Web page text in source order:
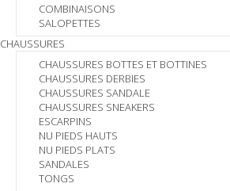
COMBINAISONS
SALOPETTES
CHAUSSURES
CHAUSSURES BOTTES ET BOTTINES
CHAUSSURES DERBIES
CHAUSSURES SANDALE
CHAUSSURES SNEAKERS
ESCARPINS
NU PIEDS HAUTS
NU PIEDS PLATS
SANDALES
TONGS